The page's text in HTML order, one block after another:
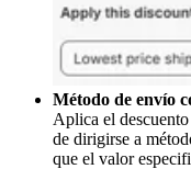
Método de envío
Aplica el
de dirigirse a
que el valor